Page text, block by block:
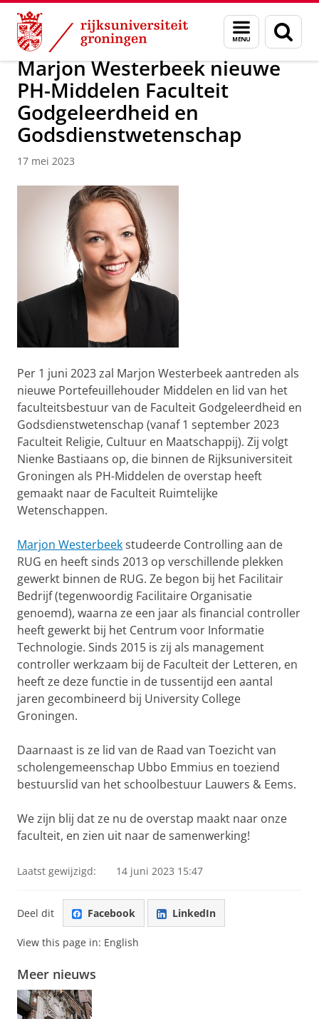
Skip
Content
Skip
Navigation
Menu
en
zoeken
Faculteit Religie, Cultuur en Maatschappij Nieuwsarchief
Marjon Westerbeek nieuwe
PH-Middelen Faculteit
Godgeleerdheid en
Godsdienstwetenschap
17 mei 2023
Per 1 juni 2023 zal Marjon Westerbeek aantreden als
nieuwe Portefeuillehouder Middelen en lid van het
faculteitsbestuur van de Faculteit Godgeleerdheid en
Godsdienstwetenschap (vanaf 1 september 2023
Faculteit Religie, Cultuur en Maatschappij). Zij volgt
Nienke Bastiaans op, die binnen de Rijksuniversiteit
Groningen als PH-Middelen de overstap heeft
gemaakt naar de Faculteit Ruimtelijke
Wetenschappen.
Marjon Westerbeekstudeerde Controlling aan de
RUG en heeft sinds 2013 op verschillende plekken
gewerkt binnen de RUG. Ze begon bij het Facilitair
Bedrijf (tegenwoordig Facilitaire Organisatie
genoemd), waarna ze een jaar als financial controller
heeft gewerkt bij het Centrum voor Informatie
Technologie. Sinds 2015 is zij als management
controller werkzaam bij de Faculteit der Letteren, en
heeft ze deze functie in de tussentijd een aantal
jaren gecombineerd bij University College
Groningen.
Daarnaast is ze lid van de Raad van Toezicht van
scholengemeenschap Ubbo Emmius en toeziend
bestuurslid van het schoolbestuur Lauwers & Eems.
We zijn blij dat ze nu de overstap maakt naar onze
faculteit, en zien uit naar de samenwerking!
Laatst gewijzigd: 14 juni 2023 15:47
Deel dit Facebook LinkedIn
View this page in: English
Meer nieuws